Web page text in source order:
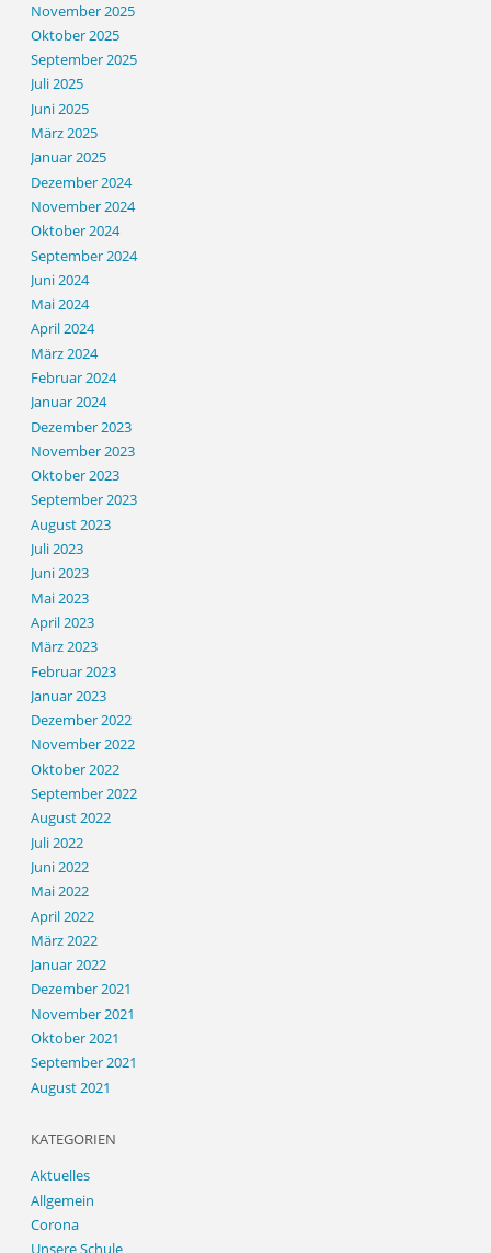
November 2025
Oktober 2025
September 2025
Juli 2025
Juni 2025
März 2025
Januar 2025
Dezember 2024
November 2024
Oktober 2024
September 2024
Juni 2024
Mai 2024
April 2024
März 2024
Februar 2024
Januar 2024
Dezember 2023
November 2023
Oktober 2023
September 2023
August 2023
Juli 2023
Juni 2023
Mai 2023
April 2023
März 2023
Februar 2023
Januar 2023
Dezember 2022
November 2022
Oktober 2022
September 2022
August 2022
Juli 2022
Juni 2022
Mai 2022
April 2022
März 2022
Januar 2022
Dezember 2021
November 2021
Oktober 2021
September 2021
August 2021
KATEGORIEN
Aktuelles
Allgemein
Corona